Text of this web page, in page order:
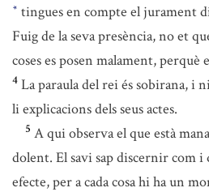
* tingues en compte el jurament
Fuig de la seva presència, no et
coses es posen malament,
4 La paraula del rei és sobirana, i
li explicacions dels seus actes.
5 A qui observa el que està
dolent. El savi sap discernir com i
efecte, per a cada cosa hi ha un